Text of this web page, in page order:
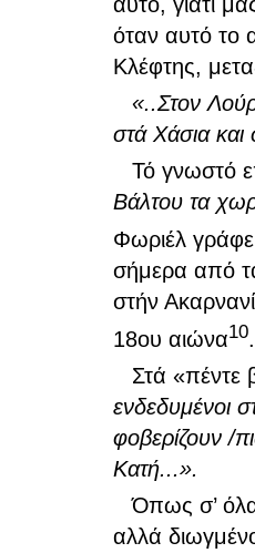
όταν αυτό το
Κλέφτης,
«..Στον
στά Χάσια
Τό γνωστό
Βάλτου τα
Φωριέλ
σήμερα από
στήν
18ου αιώνα10.
Στά «πέντε
ενδεδυμένοι
φοβερίζουν /
Κατή...».
Όπως σ’ όλα
αλλά